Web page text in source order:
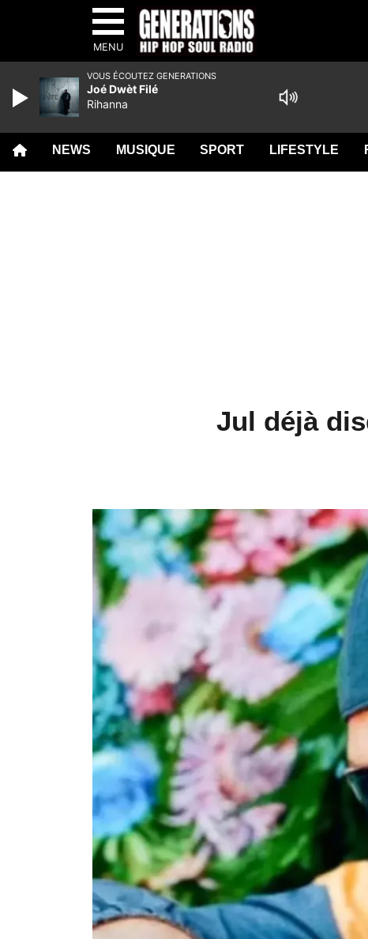
MENU
NEWS MUSIQUE SPORT LIFESTYLE
Jul déjà
VOUS ÉCOUTEZ GENERATIONS
Joé Dwèt Filé
Rihanna